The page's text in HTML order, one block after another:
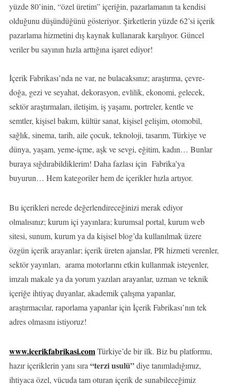
yüzde 80’inin, “özel üretim” içeriğin, pazarlamanın ta kendisi
olduğunu düşündüğünü gösteriyor. Şirketlerin yüzde 62’si içerik
pazarlama hizmetini dış kaynak kullanarak karşılıyor. Güncel
veriler bu sayının hızla arttığına işaret ediyor!
İçerik Fabrikası’nda ne var, ne bulacaksınız; araştırma, çevre-
doğa, gezi ve seyahat, dekorasyon, evlilik, ekonomi, gelecek,
sektör araştırmaları, iletişim, iş yaşamı, portreler, kentle ve
semtler, kişisel bakım, kültür sanat, kişisel gelişim, otomobil,
sağlık, sinema, tarih, aile çocuk, teknoloji, tasarım, Türkiye ve
dünya, yaşam, yeme-içme, aşk ve sevgi, eğitim, kadın… Bunlar
buraya sığdırabildiklerim! Daha fazlası için Fabrika’ya
buyurun… Hem kategoriler hem de içerikler hızla artıyor.
Bu içerikleri nerede değerlendireceğinizi merak ediyor
olmalısınız; kurum içi yayınlara; kurumsal portal, kurum web
sitesi, sunum, kurum ya da kişisel blog’da kullanılmak üzere
özgün içerik arayanlar; içerik üreten ajanslar, PR hizmeti verenler,
sektör yayınları, arama motorlarını etkin kullanmak isteyenler,
imzalı makale ya da yorum yazıları arayanlar, uzman ve teknik
içeriğe ihtiyaç duyanlar, akademik çalışma yapanlar,
araştırmacılar, raporlama yapanlar için İçerik Fabrikası’nın tek
adres olmasını istiyoruz!
www.icerikfabrikasi.comTürkiye’de bir ilk. Biz bu platformu,
hazır içeriklerin yanı sıra “terzi usulü”diye tanımladığımız,
ihtiyaca özel, vücuda tam oturan içerik de sunabileceğimiz